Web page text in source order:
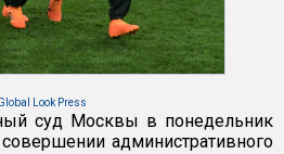
Look Press
суд Москвы в понедельник
административного